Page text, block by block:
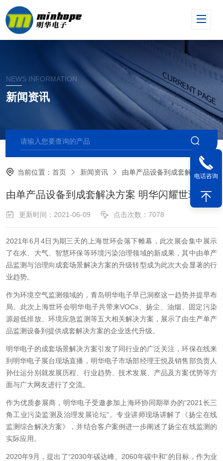
NEWS INFORMATION
新闻资讯
当前位置：首页 新闻资讯 由单产品设备到成套解决方案 明华闪耀世环会
由单产品设备到成套解决方案 明华闪耀世环会
更新时间：2021-06-09 点击次数：7078
2021年6月4日为期三天的上海世环会落下帷幕，此次展会集中展示
了在水、大气、智慧环保等环境污染治理领域的新成果，其中由单产
品监测与治理向成套场景解决方案的升级转型成为此次大会显著的行
业趋势。
作为环境空气监测领域的，青岛明华电子早已洞察这一趋势并提早布
局。此次上海世环会明华电子共带来VOCs、扬尘、油烟、固定污染
源超低排放、环境应急监测等五大相关解决方案，展示了由生产单产
品监测设备到提供成套解决方案的企业迭代升级。
明华电子的成套场景解决方案引发了同行业的广泛关注，环保在线来
到明华电子展台现场直播，明华电子市场部经理王悦及销售部负责人
孙仕运分别就发展历程、行业趋势、技术发展、产品及方案优势等方
面与广大网友进行了交流。
作为优质参展商，明华电子受邀参加上海环协同期举办的“2021长三
角工业污染监测及治理发展论坛”。专业讲师现场讲解了《扬尘在线
监测综合解决方案》，并结合客户案例进一步阐述了扬尘在线监测的
实际应用。
2020年9月，提出了“2030年碳达峰、2060年碳中和”的目标，作为业
电话咨询